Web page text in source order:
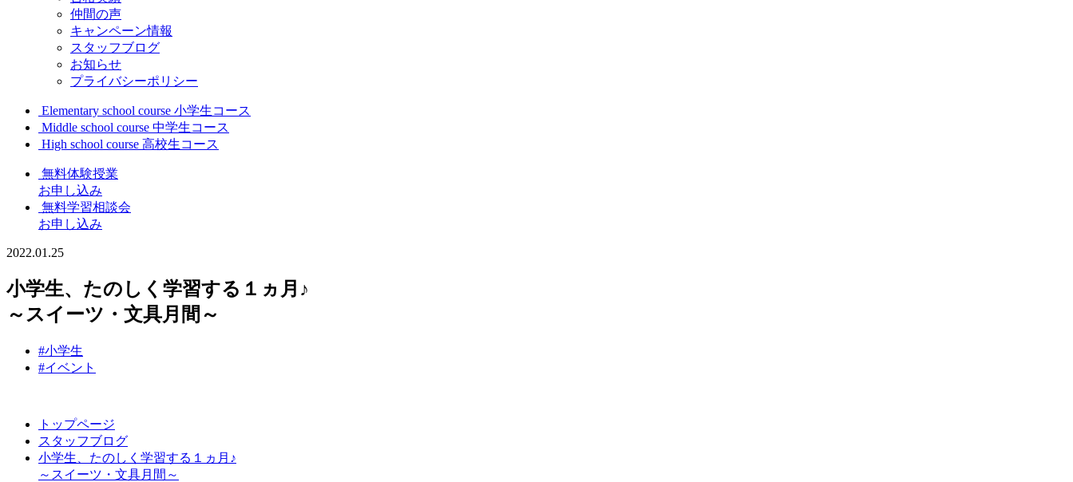
仲間の声
キャンペーン情報
スタッフブログ
お知らせ
プライバシーポリシー
Elementary school course 小学生コース
Middle school course 中学生コース
High school course 高校生コース
無料体験授業
お申し込み
無料学習相談会
お申し込み
2022.01.25
小学生、たのしく学習する１ヵ月♪
～スイーツ・文具月間～
#小学生
#イベント
トップページ
スタッフブログ
小学生、たのしく学習する１ヵ月♪
～スイーツ・文具月間～